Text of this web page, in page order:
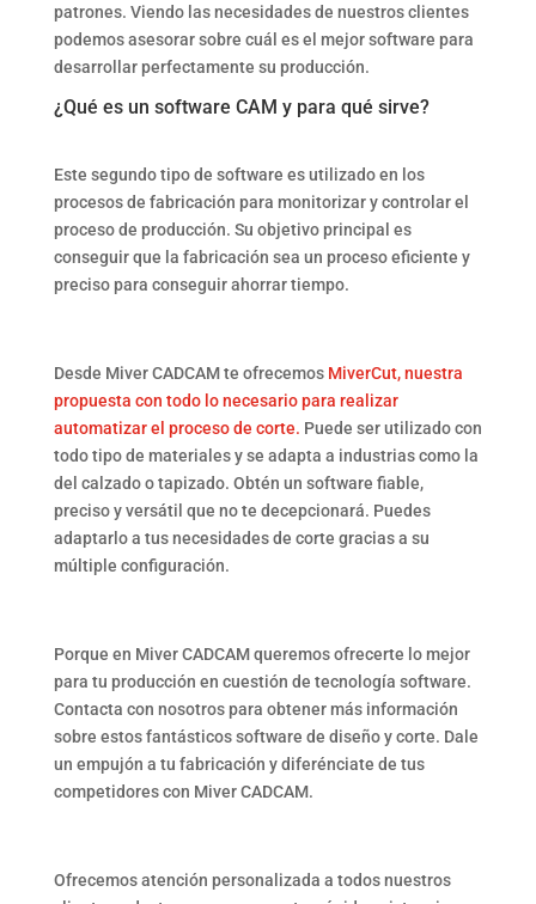
patrones. Viendo las necesidades de nuestros clientes
podemos asesorar sobre cuál es el mejor software para
desarrollar perfectamente su producción.
¿Qué es un software CAM y para qué sirve?
Este segundo tipo de software es utilizado en los
procesos de fabricación para monitorizar y controlar el
proceso de producción. Su objetivo principal es
conseguir que la fabricación sea un proceso eficiente y
preciso para conseguir ahorrar tiempo.
Desde Miver CADCAM te ofrecemos MiverCut, nuestra
propuesta con todo lo necesario para realizar
automatizar el proceso de corte. Puede ser utilizado con
todo tipo de materiales y se adapta a industrias como la
del calzado o tapizado. Obtén un software fiable,
preciso y versátil que no te decepcionará. Puedes
adaptarlo a tus necesidades de corte gracias a su
múltiple configuración.
Porque en Miver CADCAM queremos ofrecerte lo mejor
para tu producción en cuestión de tecnología software.
Contacta con nosotros para obtener más información
sobre estos fantásticos software de diseño y corte. Dale
un empujón a tu fabricación y diferénciate de tus
competidores con Miver CADCAM.
Ofrecemos atención personalizada a todos nuestros